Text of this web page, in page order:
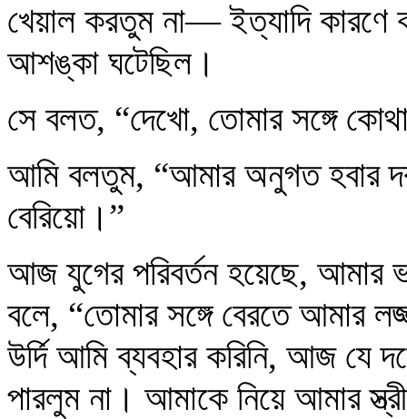
খেয়াল করতুম না— ইত্যাদি কারণে
আশঙ্কা ঘটেছিল।
সে বলত, “দেখো, তোমার সঙ্গে
আমি বলতুম, “আমার অনুগত হবার
বেরিয়ো।”
আজ যুগের পরিবর্তন হয়েছে, আমার
বলে, “তোমার সঙ্গে বেরতে আমার
উর্দি আমি ব্যবহার করিনি, আজ যে
পারলুম না। আমাকে নিয়ে আমার